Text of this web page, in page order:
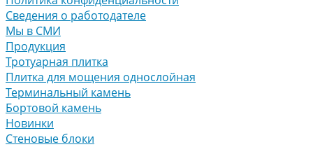
Сведения о работодателе
Мы в СМИ
Продукция
Тротуарная плитка
Плитка для мощения однослойная
Терминальный камень
Бортовой камень
Новинки
Стеновые блоки